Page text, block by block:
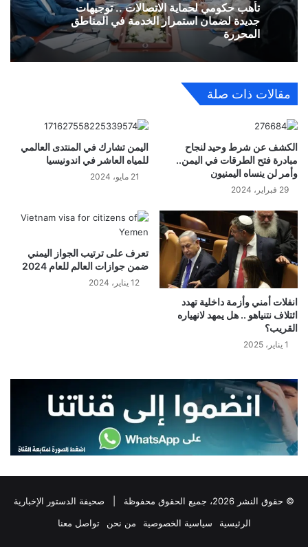
تأهب حكومي لحماية الاتصالات .. توجيهات
جديدة لضمان استمرار الخدمة في المناطق
المحررة
مقالات ذات صلة
الكشف عن شرط وحيد لنجاح
مبادرة فتح الطرقات في اليمن..
وأمر لن ينساه اليمنيون
29 فبراير، 2024
اليمن تشارك في المنتدى العالمي
للمياه العاشر في اندونيسيا
21 مايو، 2024
انفلات أمني وأزمة داخلية تهدد
ائتلاف نتنياهو .. هل يمهد لانهياره
القريب؟
1 يناير، 2025
تعرف على ترتيب الجواز اليمني
ضمن جوازات العالم للعام 2024
12 يناير، 2024
© حقوق النشر 2026، جميع الحقوق محفوظة |
صحيفة الدستور الإخبارية
الرئيسية
سياسية الخصوصية من نحن تواصل معنا